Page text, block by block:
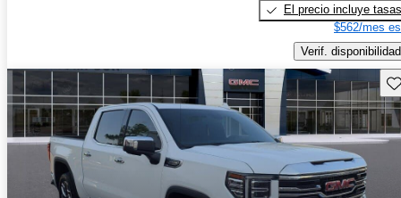
El precio incluye tasas
$562/mes
Verif. disponibilidad